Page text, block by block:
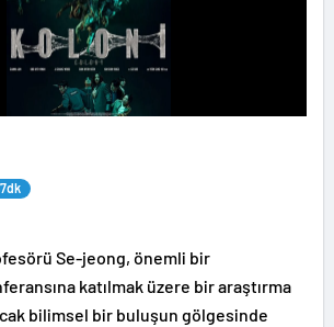
Se-jeong, önemli bir
katılmak üzere bir araştırma
bilimsel bir buluşun gölgesinde